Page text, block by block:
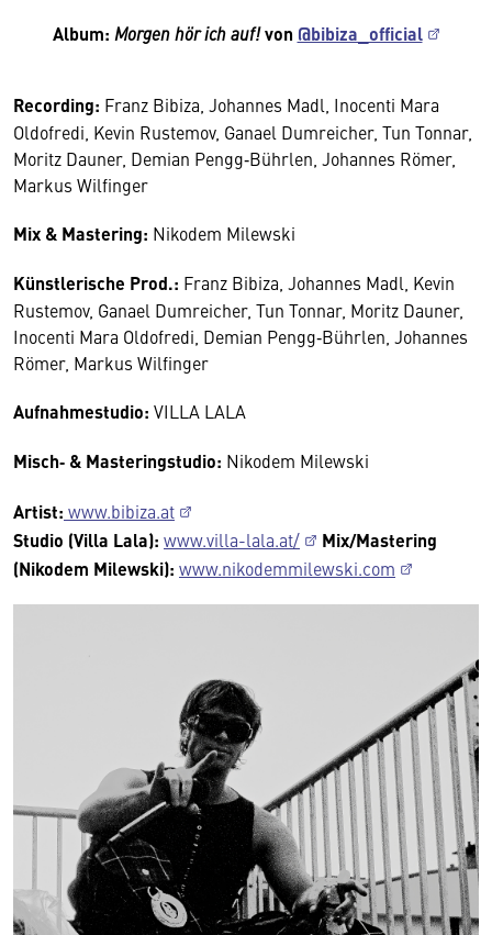
Album: Morgen hör ich auf!von @bibiza_official
Recording: Franz Bibiza, Johannes Madl, Inocenti Mara
Oldofredi, Kevin Rustemov, Ganael Dumreicher, Tun Tonnar,
Moritz Dauner, Demian Pengg‑Bührlen, Johannes Römer,
Markus Wilfinger
Mix & Mastering: Nikodem Milewski
Künstlerische Prod.: Franz Bibiza, Johannes Madl, Kevin
Rustemov, Ganael Dumreicher, Tun Tonnar, Moritz Dauner,
Inocenti Mara Oldofredi, Demian Pengg‑Bührlen, Johannes
Römer, Markus Wilfinger
Aufnahmestudio: VILLA LALA
Misch‑ & Masteringstudio: Nikodem Milewski
Artist: www.bibiza.at
Studio (Villa Lala): www.villa-lala.at/
Mix/Mastering
(Nikodem Milewski): www.nikodemmilewski.com